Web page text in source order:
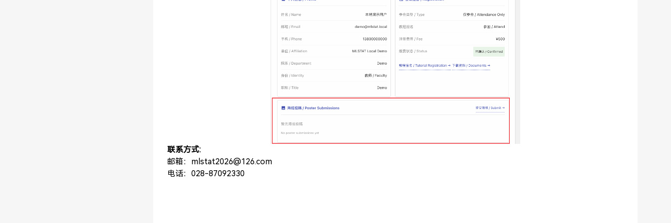
联系方式:
邮箱：mlstat2026@126.com
电话：028-87092330